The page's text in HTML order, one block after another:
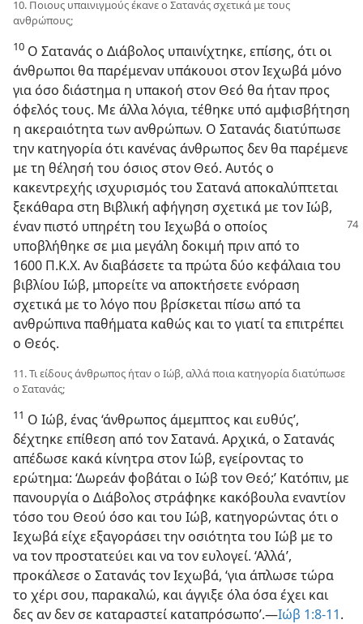
10. Ποιους υπαινιγμούς έκανε ο Σατανάς σχετικά με τους
ανθρώπους;
10 Ο Σατανάς ο Διάβολος υπαινίχτηκε, επίσης, ότι οι
άνθρωποι θα παρέμεναν υπάκουοι στον Ιεχωβά μόνο
για όσο διάστημα η υπακοή στον Θεό θα ήταν προς
όφελός τους. Με άλλα λόγια, τέθηκε υπό αμφισβήτηση
η ακεραιότητα των ανθρώπων. Ο Σατανάς διατύπωσε
την κατηγορία ότι κανένας άνθρωπος δεν θα παρέμενε
με τη θέλησή του όσιος στον Θεό. Αυτός ο
κακεντρεχής ισχυρισμός του Σατανά αποκαλύπτεται
ξεκάθαρα στη Βιβλική αφήγηση σχετικά με τον Ιώβ,
έναν πιστό υπηρέτη του Ιεχωβά ο οποίος
υποβλήθηκε σε μια μεγάλη δοκιμή πριν από το
1600 Π.Κ.Χ. Αν διαβάσετε τα πρώτα δύο κεφάλαια του
βιβλίου Ιώβ, μπορείτε να αποκτήσετε ενόραση
σχετικά με το λόγο που βρίσκεται πίσω από τα
ανθρώπινα παθήματα καθώς και το γιατί τα επιτρέπει
ο Θεός.
11. Τι είδους άνθρωπος ήταν ο Ιώβ, αλλά ποια κατηγορία διατύπωσε
ο Σατανάς;
11 Ο Ιώβ, ένας ‘άνθρωπος άμεμπτος και ευθύς’,
δέχτηκε επίθεση από τον Σατανά. Αρχικά, ο Σατανάς
απέδωσε κακά κίνητρα στον Ιώβ, εγείροντας το
ερώτημα: ‘Δωρεάν φοβάται ο Ιώβ τον Θεό;’ Κατόπιν, με
πανουργία ο Διάβολος στράφηκε κακόβουλα εναντίον
τόσο του Θεού όσο και του Ιώβ, κατηγορώντας ότι ο
Ιεχωβά είχε εξαγοράσει την οσιότητα του Ιώβ με το
να τον προστατεύει και να τον ευλογεί. ‘Αλλά’,
προκάλεσε ο Σατανάς τον Ιεχωβά, ‘για άπλωσε τώρα
το χέρι σου, παρακαλώ, και άγγιξε όλα όσα έχει και
δες αν δεν σε καταραστεί καταπρόσωπο’.—Ιώβ 1:8-11.